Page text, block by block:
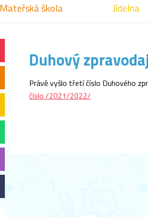
Mateřská škola Jídelna
Duhový
Právě vyšlo třetí číslo Duhového
číslo /2021/2022/